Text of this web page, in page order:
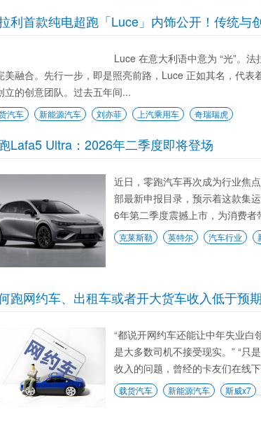
利首款纯电超跑「Luce」内饰公开！传统与
Luce 在意大利语中意为 “光”。
美融合。先行一步，即是照亮前路，Luce 正如其名，代
立的创意团队。过去五年间...
汽车 新能源汽车 刘亦菲 上汽乘用车 奇瑞瑞虎
Lafa5 Ultra：2026年二季度即将登场
近日，零跑汽车再次成为行业焦
部最新申报目录，预示着这款集
6年第二季度震撼上市，为消费
克莱斯勒 英特尔 汽车行业
跑网约车、出租车或者开大货车收入低于预
“都说开网约车还能让中年失业白
是大多数司机不接受现实。” “
收入的问题，曾经的卡友们在线
载货汽车 新能源汽车 斯威x7